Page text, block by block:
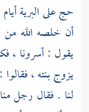
حج على البرية
أن خلصه الله
يقول : أسرونا ،
يزوج بنته ،
لنا . فقال رجل